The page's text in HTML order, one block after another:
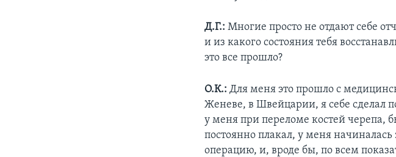
Д.Г.: Многие просто не отдают себе
и из какого состояния тебя
это все прошло?
О.К.: Для меня это прошло с
Женеве, в Швейцарии, я себе сделал
у меня при переломе костей черепа,
постоянно плакал, у меня
операцию, и, вроде бы, по всем